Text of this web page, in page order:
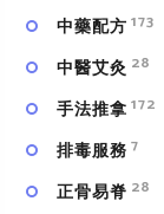
中藥配方 173
中醫艾灸 28
手法推拿 172
排毒服務 7
正骨易脊 28